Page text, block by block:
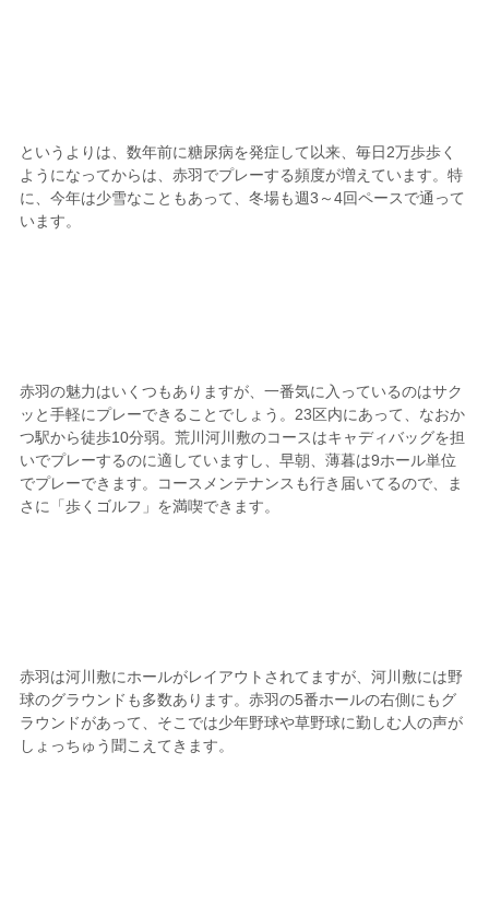
というよりは、数年前に糖尿病を発症して以来、毎日2万歩歩く
ようになってからは、赤羽でプレーする頻度が増えています。特
に、今年は少雪なこともあって、冬場も週3～4回ペースで通って
います。
赤羽の魅力はいくつもありますが、一番気に入っているのはサク
ッと手軽にプレーできることでしょう。23区内にあって、なおか
つ駅から徒歩10分弱。荒川河川敷のコースはキャディバッグを担
いでプレーするのに適していますし、早朝、薄暮は9ホール単位
でプレーできます。コースメンテナンスも行き届いてるので、ま
さに「歩くゴルフ」を満喫できます。
赤羽は河川敷にホールがレイアウトされてますが、河川敷には野
球のグラウンドも多数あります。赤羽の5番ホールの右側にもグ
ラウンドがあって、そこでは少年野球や草野球に勤しむ人の声が
しょっちゅう聞こえてきます。